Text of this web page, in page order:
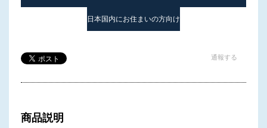
日本国内にお住まいの方向け
通報する
商品説明